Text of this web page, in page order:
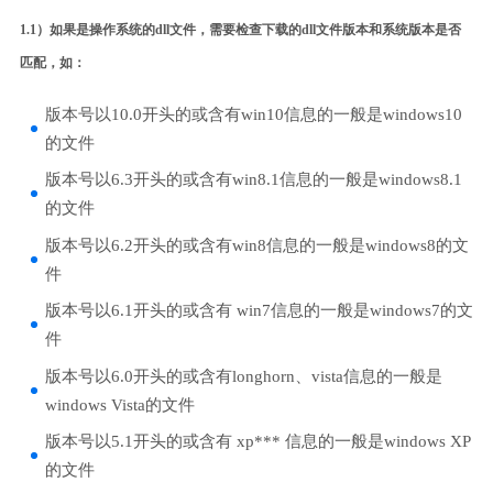
1.1）如果是操作系统的dll文件，需要检查下载的dll文件版本和系统版本是否
匹配，如：
版本号以10.0开头的或含有win10信息的一般是windows10
的文件
版本号以6.3开头的或含有win8.1信息的一般是windows8.1
的文件
版本号以6.2开头的或含有win8信息的一般是windows8的文
件
版本号以6.1开头的或含有 win7信息的一般是windows7的文
件
版本号以6.0开头的或含有longhorn、vista信息的一般是
windows Vista的文件
版本号以5.1开头的或含有 xp*** 信息的一般是windows XP
的文件